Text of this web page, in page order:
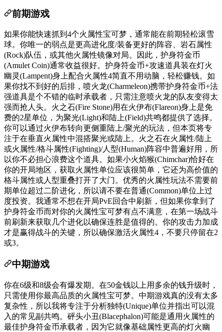
前期游戏
如果你能快速抓到4个火属性宝可梦，通常能在前期轻松滚雪
球。你唯一的弱点是更高进化度/装备更好的阵容、岩石属性
(Rock)队伍，或其他火属性镜像对局。因此，护身符金币
(Amulet Coin)通常收益很好。护身符金币+攻速道具装在灯火
幽灵(Lampent)身上配合火属性4简直不用动脑，轻松赚钱。如
果你找不到好的后排，喷火龙(Charmeleon)携带护身符金币+法
强道具是个不错的临时承载者，只需注意喷火龙的队友变得太
强而抢人头。火之石(Fire Stone)用在火伊布(Flareon)身上是免
费的2星单位，为聚光(Light)和陆上(Field)共鸣都提供了选择。
你可以通过火伊布转向更侧重陆上/聚光的玩法，但本页将专
注于在垂直火属性中混搭聚光或陆上。火之石在火属性/陆上
或火属性/格斗属性(Fighting)/人型(Human)阵容中普遍好用，所
以你不必担心浪费这个道具。如果小火焰猴(Chimchar)恰好在
你的开局地区，获取火属性单位应该很简单，它还为高价值的
格斗属性或人型重叠打开了大门。优秀的火属性玩法不需要前
期单位超过二阶进化，所以请不要在普通(Common)单位上过
度投资。我通常不想在开局PvE回合中刷新，但如果你拿到了
护身符金币而对你的火属性宝可梦有点不满意，在第一场战斗
前刷新来获取几个进化以确保连胜是值得的。你的攻击力加成
才是赢得战斗的关键，所以确保激活火属性4，不要只停留在2
或3。
中期游戏
你在6级和8级会有爆发期。在50金钱以上用多余的钱升级时，
只需使用你最高品质的火属性宝可梦。中期游戏真的没有太多
复杂性，所以我将专注于分析独特(Unique)单位并指出可以混
入的常见副共鸣。砰头小丑(Blacephalon)可能是通用火属性的
最佳护身符金币承载者，因为它就像基础属性更高的灯火幽